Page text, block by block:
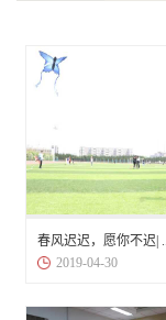
春风迟迟，愿你不迟| ...
2019-04-30